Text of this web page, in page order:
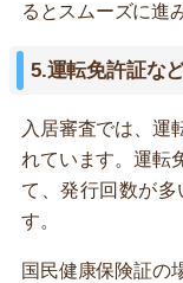
るとスムーズに進
5.運転免許証な
入居審査では、運
れています。運転
て、発行回数が多
す。
国民健康保険証の